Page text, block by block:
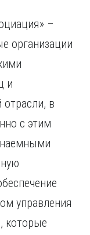
–
организации
и
в
с этим
управления
которые